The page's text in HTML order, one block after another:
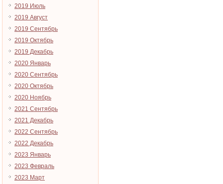
2019 Июль
2019 Август
2019 Сентябрь
2019 Октябрь
2019 Декабрь
2020 Январь
2020 Сентябрь
2020 Октябрь
2020 Ноябрь
2021 Сентябрь
2021 Декабрь
2022 Сентябрь
2022 Декабрь
2023 Январь
2023 Февраль
2023 Март